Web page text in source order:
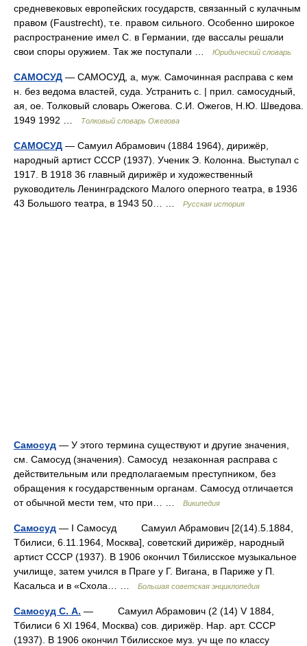
средневековых европейских государств, связанный с кулачным
правом (Faustrecht), т.е. правом сильного. Особенно широкое
распространение имел С. в Германии, где вассалы решали
свои споры оружием. Так же поступали …
Юридический словарь
САМОСУД — САМОСУД, а, муж. Самочинная расправа с кем
н. без ведома властей, суда. Устранить с. | прил. самосудный,
ая, ое. Толковый словарь Ожегова. С.И. Ожегов, Н.Ю. Шведова.
1949 1992 …
Толковый словарь Ожегова
САМОСУД — Самуил Абрамович (1884 1964), дирижёр,
народный артист СССР (1937). Ученик Э. Колонна. Выступал с
1917. В 1918 36 главный дирижёр и художественный
руководитель Ленинградского Малого оперного театра, в 1936
43 Большого театра, в 1943 50… …
Русская история
Самосуд — У этого термина существуют и другие значения,
см. Самосуд (значения). Самосуд незаконная расправа с
действительным или предполагаемым преступником, без
обращения к государственным органам. Самосуд отличается
от обычной мести тем, что при… …
Википедия
Самосуд — I Самосуд Самуил Абрамович [2(14).5.1884,
Тбилиси, 6.11.1964, Москва], советский дирижёр, народный
артист СССР (1937). В 1906 окончил Тбилисское музыкальное
училище, затем учился в Праге у Г. Вигана, в Париже у П.
Касальса и в «Схола… …
Большая советская энциклопедия
Самосуд С. А. — Самуил Абрамович (2 (14) V 1884,
Тбилиси 6 XI 1964, Москва) сов. дирижёр. Нар. арт. СССР
(1937). В 1906 окончил Тбилисское муз. уч ще по классу